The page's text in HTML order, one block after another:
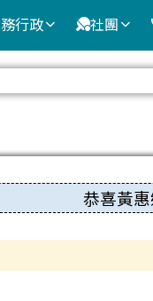
行政 社團
恭喜黃惠